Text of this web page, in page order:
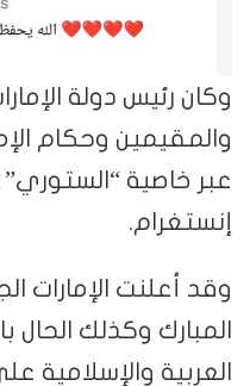
وكان رئيس دولة
والمقيمين وحكام
عبر خاصية
إنستغرام.
وقد أعلنت الإمارات
المبارك وكذلك الحال
العربية والإسلامية